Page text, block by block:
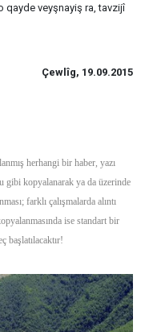
qayde veyşnayiş ra, tavzijî
Çewlîg, 19.09.2015
herhangi bir haber, yazı
gibi kopyalanarak ya da üzerinde
farklı çalışmalarda alıntı
ise standart bir
başlatılacaktır!